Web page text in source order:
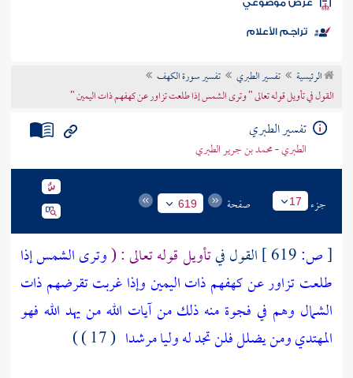
الكتب
موضوعي
تراجم الأعلام
الرئيسية تفسير الطبري
تفسير سورة الكهف
القول في تأويل قوله تعالى " وترى الشمس إذا طلعت تزاور عن كهفهم ذات اليمين "
تفسير الطبري
الطبري - محمد بن جرير الطبري
جزء 17 صفحة 619
[ص: القول فيتأويل قوله تعالى : (وترى الشمس إذا
طلعت تزاور عن كهفهم ذات اليمين وإذا غربت تقرضهم ذات
الشمال وهم في فجوة منه ذلك من آيات الله من يهد الله فهو
المهتدي ومن يضلل فلن تجد له وليا مرشدا ( 17 ) )